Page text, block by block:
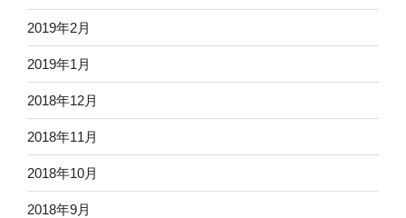
2019年2月
2019年1月
2018年12月
2018年11月
2018年10月
2018年9月